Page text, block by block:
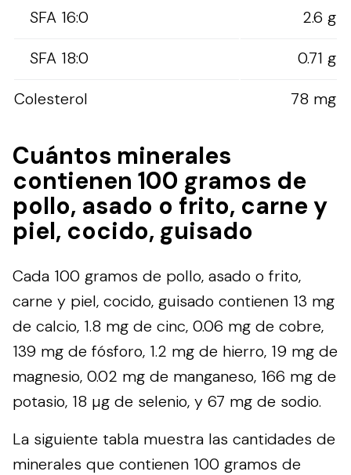
SFA 16:0
2.6 g
SFA 18:0
0.71 g
Colesterol
78 mg
Cuántos minerales
contienen 100 gramos de
pollo, asado o frito, carne y
piel, cocido, guisado
Cada 100 gramos de pollo, asado o frito,
carne y piel, cocido, guisado contienen 13 mg
de calcio, 1.8 mg de cinc, 0.06 mg de cobre,
139 mg de fósforo, 1.2 mg de hierro, 19 mg de
magnesio, 0.02 mg de manganeso, 166 mg de
potasio, 18 µg de selenio, y 67 mg de sodio.
La siguiente tabla muestra las cantidades de
minerales que contienen 100 gramos de